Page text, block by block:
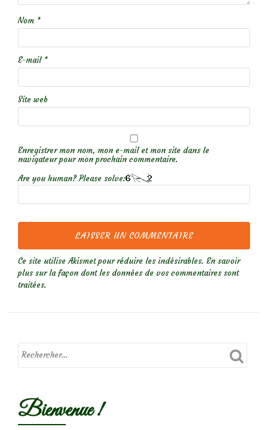
Nom *
E-mail *
Site web
Enregistrer mon nom, mon e-mail et mon site dans le
navigateur pour mon prochain commentaire.
Are you human? Please solve:
Ce site utilise Akismet pour réduire les indésirables. En savoir
plus sur la façon dont les données de vos commentaires sont
traitées.
Bienvenue !